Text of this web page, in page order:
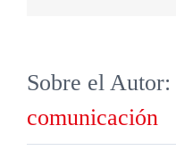
Sobre el Autor:
comunicación